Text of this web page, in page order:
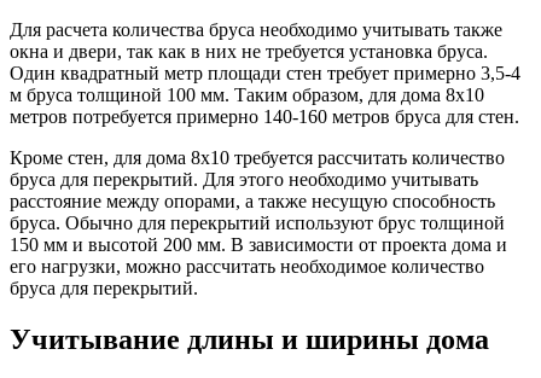
Для расчета количества бруса необходимо учитывать также
окна и двери, так как в них не требуется установка бруса.
Один квадратный метр площади стен требует примерно 3,5-4
м бруса толщиной 100 мм. Таким образом, для дома 8х10
метров потребуется примерно 140-160 метров бруса для стен.
Кроме стен, для дома 8х10 требуется рассчитать количество
бруса для перекрытий. Для этого необходимо учитывать
расстояние между опорами, а также несущую способность
бруса. Обычно для перекрытий используют брус толщиной
150 мм и высотой 200 мм. В зависимости от проекта дома и
его нагрузки, можно рассчитать необходимое количество
бруса для перекрытий.
Учитывание длины и ширины дома